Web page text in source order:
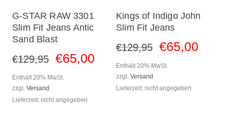
G-STAR RAW 3301
Slim Fit Jeans Antic
Sand Blast
€129,95 €65,00
Enthält 20% MwSt.
zzgl.Versand
Lieferzeit: nicht angegeben
Kings of Indigo John
Slim Fit Jeans
€129,95 €65,00
Enthält 20% MwSt.
zzgl.Versand
Lieferzeit: nicht angegeben